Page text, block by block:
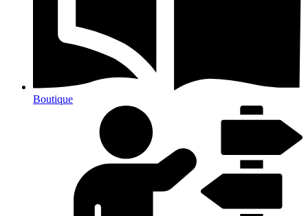
Boutique